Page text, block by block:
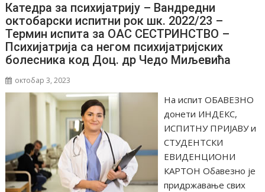
Катедра за психијатрију – Вандредни
октобарски испитни рок шк. 2022/23 –
Термин испита за ОАС СЕСТРИНСТВО –
Психијатрија са негом психијатријских
болесника код Доц. др Чедо Миљевића
октобар 3, 2023
На испит ОБАВЕЗНО
донети ИНДЕКС,
ИСПИТНУ ПРИЈАВУ и
СТУДЕНТСКИ
ЕВИДЕНЦИОНИ
КАРТОН Обавезно је
придржавање свих